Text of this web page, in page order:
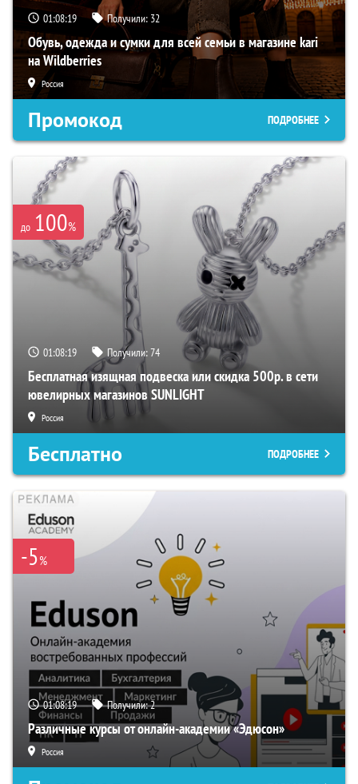
01:08:18 Получили: 32
Обувь, одежда и сумки для всей семьи в магазине kari
на Wildberries
Россия
Промокод ПОДРОБНЕЕ
до 100%
01:08:18 Получили:74
Бесплатная изящная подвеска или скидка 500р. в сети
ювелирных магазинов SUNLIGHT
Россия
Бесплатно ПОДРОБНЕЕ
-5%
01:08:18 Получили:2
Различные курсы от онлайн-академии «Эдюсон»
Россия